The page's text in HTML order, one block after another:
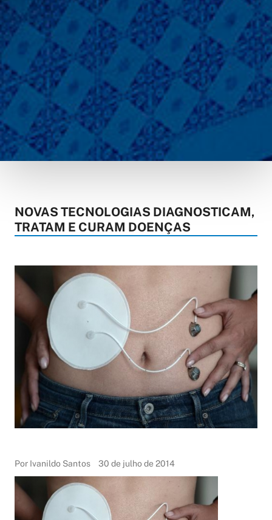
NOVAS TECNOLOGIAS DIAGNOSTICAM,
TRATAM E CURAM DOENÇAS
Por Ivanildo Santos 30 de julho de 2014